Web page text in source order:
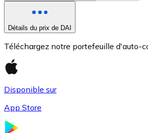
Détails du prix de DAI
Téléchargez notre portefeuille d'auto-
Disponible sur
App Store